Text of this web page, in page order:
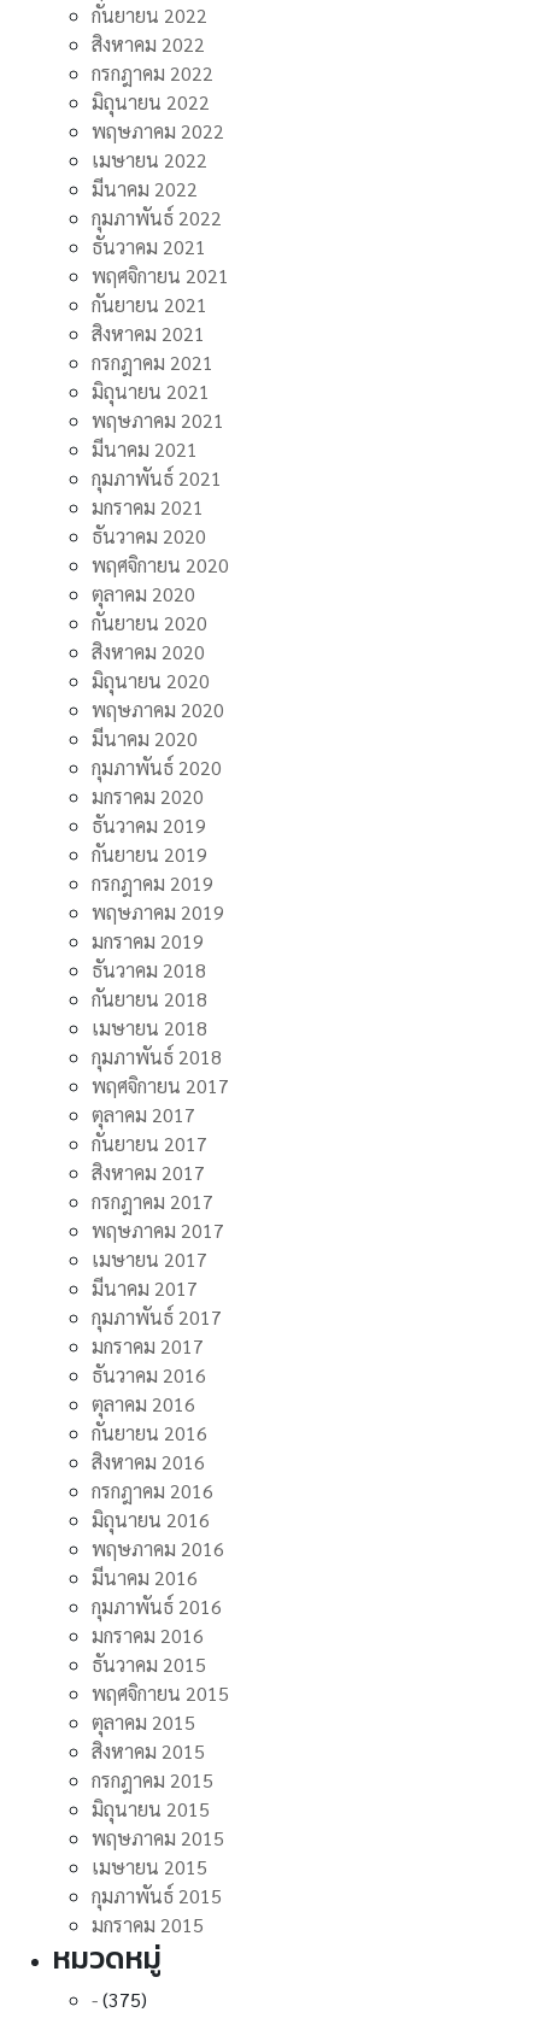
กันยายน 2022
สิงหาคม 2022
กรกฎาคม 2022
มิถุนายน 2022
พฤษภาคม 2022
เมษายน 2022
มีนาคม 2022
กุมภาพันธ์ 2022
ธันวาคม 2021
พฤศจิกายน 2021
กันยายน 2021
สิงหาคม 2021
กรกฎาคม 2021
มิถุนายน 2021
พฤษภาคม 2021
มีนาคม 2021
กุมภาพันธ์ 2021
มกราคม 2021
ธันวาคม 2020
พฤศจิกายน 2020
ตุลาคม 2020
กันยายน 2020
สิงหาคม 2020
มิถุนายน 2020
พฤษภาคม 2020
มีนาคม 2020
กุมภาพันธ์ 2020
มกราคม 2020
ธันวาคม 2019
กันยายน 2019
กรกฎาคม 2019
พฤษภาคม 2019
มกราคม 2019
ธันวาคม 2018
กันยายน 2018
เมษายน 2018
กุมภาพันธ์ 2018
พฤศจิกายน 2017
ตุลาคม 2017
กันยายน 2017
สิงหาคม 2017
กรกฎาคม 2017
พฤษภาคม 2017
เมษายน 2017
มีนาคม 2017
กุมภาพันธ์ 2017
มกราคม 2017
ธันวาคม 2016
ตุลาคม 2016
กันยายน 2016
สิงหาคม 2016
กรกฎาคม 2016
มิถุนายน 2016
พฤษภาคม 2016
มีนาคม 2016
กุมภาพันธ์ 2016
มกราคม 2016
ธันวาคม 2015
พฤศจิกายน 2015
ตุลาคม 2015
สิงหาคม 2015
กรกฎาคม 2015
มิถุนายน 2015
พฤษภาคม 2015
เมษายน 2015
กุมภาพันธ์ 2015
มกราคม 2015
หมวดหมู่
-(375)